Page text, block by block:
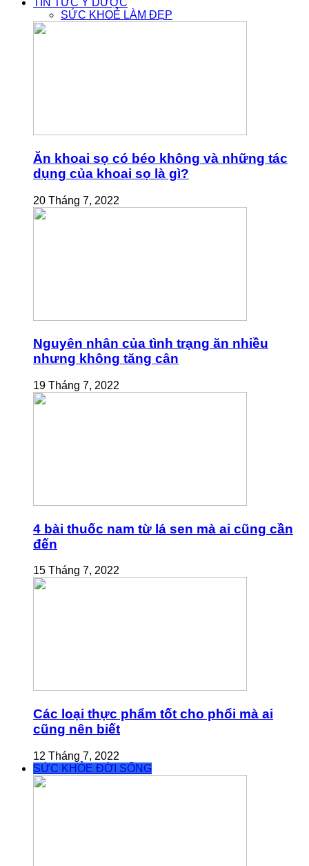
TIN TỨC Y DƯỢC
SỨC KHOẺ LÀM ĐẸP
Ăn khoai sọ có béo không và những tác
dụng của khoai sọ là gì?
20 Tháng 7, 2022
Nguyên nhân của tình trạng ăn nhiều
nhưng không tăng cân
19 Tháng 7, 2022
4 bài thuốc nam từ lá sen mà ai cũng cần
đến
15 Tháng 7, 2022
Các loại thực phẩm tốt cho phổi mà ai
cũng nên biết
12 Tháng 7, 2022
SỨC KHỎE ĐỜI SỐNG